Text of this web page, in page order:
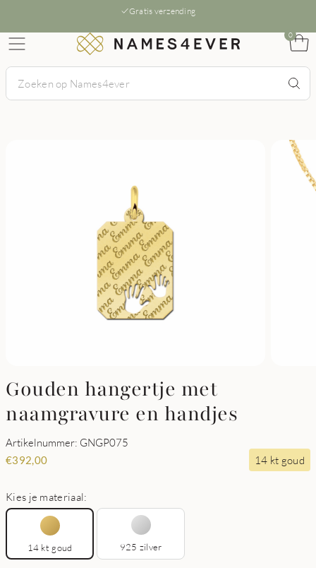
Gratis verzending
0
Gouden hangertje met
naamgravure en handjes
Artikelnummer: GNGP075
€392,00 14 kt goud
Kies je materiaal:
14 kt goud 925 zilver